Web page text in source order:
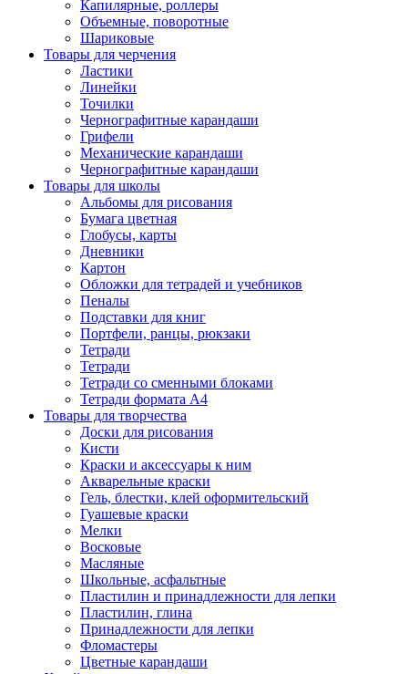
Капилярные, роллеры
Объемные, поворотные
Шариковые
Товары для черчения
Ластики
Линейки
Точилки
Чернографитные карандаши
Грифели
Механические карандаши
Чернографитные карандаши
Товары для школы
Альбомы для рисования
Бумага цветная
Глобусы, карты
Дневники
Картон
Обложки для тетрадей и учебников
Пеналы
Подставки для книг
Портфели, ранцы, рюкзаки
Тетради
Тетради
Тетради со сменными блоками
Тетради формата А4
Товары для творчества
Доски для рисования
Кисти
Краски и аксессуары к ним
Акварельные краски
Гель, блестки, клей оформительский
Гуашевые краски
Мелки
Восковые
Масляные
Школьные, асфальтные
Пластилин и принадлежности для лепки
Пластилин, глина
Принадлежности для лепки
Фломастеры
Цветные карандаши